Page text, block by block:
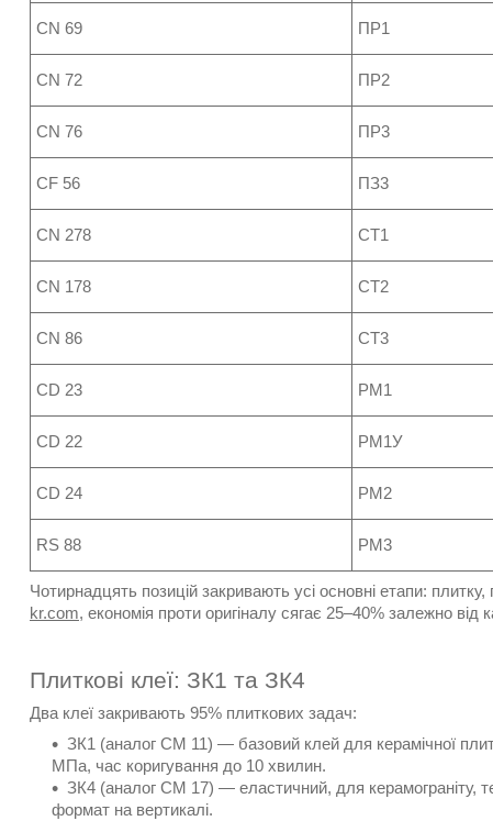
CN 69 ПР1
CN 72 ПР2
CN 76 ПР3
CF 56 ПЗ3
CN 278 СТ1
CN 178 СТ2
CN 86 СТ3
CD 23 РМ1
CD 22 РМ1У
CD 24 РМ2
RS 88 РМ3
Чотирнадцять позицій закривають усі основні етапи:
kr.com, економія проти оригіналу сягає 25–40% залежно від
Плиткові клеї: ЗК1 та ЗК4
Два клеї закривають 95% плиткових задач:
ЗК1 (аналог CM 11) — базовий клей для керамічної
МПа, час коригування до 10 хвилин.
ЗК4 (аналог CM 17) — еластичний, для керамограніту,
формат на вертикалі.